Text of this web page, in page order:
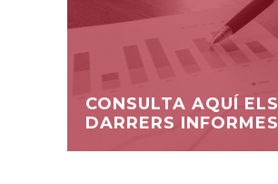
CONSULTA AQUÍ ELS
DARRERS INFORMES